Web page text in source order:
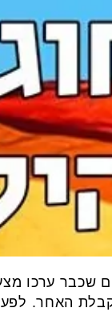
שכבר ערכו
קבלת האחר.